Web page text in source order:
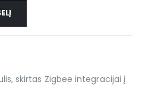
skirtas Zigbee integracijai į